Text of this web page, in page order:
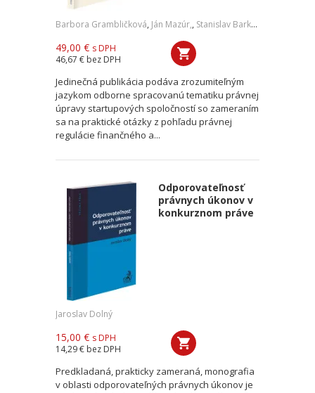
Barbora Grambličková, Ján Mazúr,, Stanislav Barkoci
49,00 € s DPH
46,67 € bez DPH
Jedinečná publikácia podáva zrozumiteľným
jazykom odborne spracovanú tematiku právnej
úpravy startupových spoločností so zameraním
sa na praktické otázky z pohľadu právnej
regulácie finančného a...
Odporovateľnosť
právnych úkonov v
konkurznom práve
Jaroslav Dolný
15,00 € s DPH
14,29 € bez DPH
Predkladaná, prakticky zameraná, monografia
v oblasti odporovateľných právnych úkonov je